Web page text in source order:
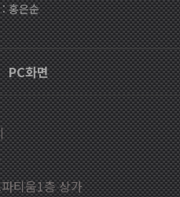
홍은순
PC화면
티움1층 상가